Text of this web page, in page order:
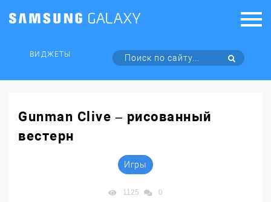
ВИДЖЕТЫ
Gunman Clive – рисованный
вестерн
Игры
1125 0